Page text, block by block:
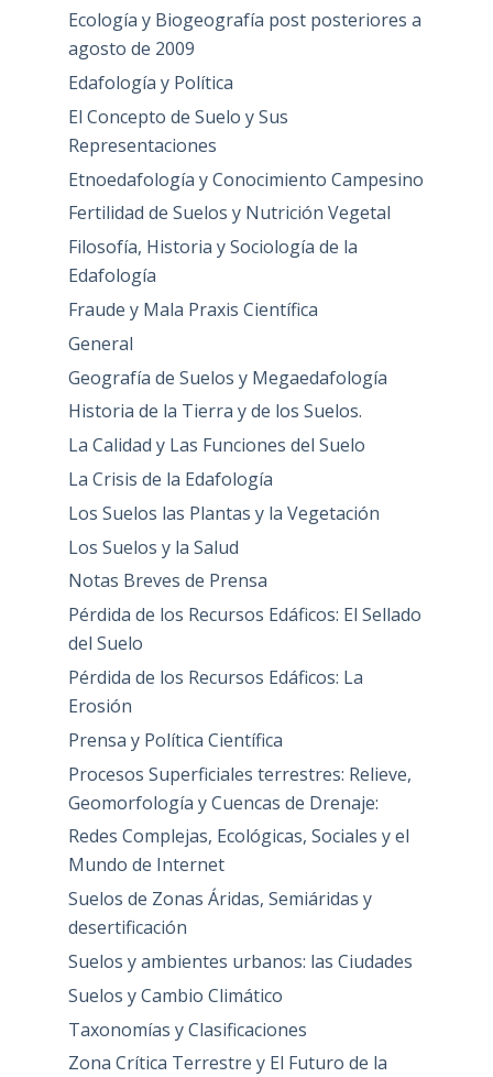
Ecología y Biogeografía post posteriores a
agosto de 2009
Edafología y Política
El Concepto de Suelo y Sus
Representaciones
Etnoedafología y Conocimiento Campesino
Fertilidad de Suelos y Nutrición Vegetal
Filosofía, Historia y Sociología de la
Edafología
Fraude y Mala Praxis Científica
General
Geografía de Suelos y Megaedafología
Historia de la Tierra y de los Suelos.
La Calidad y Las Funciones del Suelo
La Crisis de la Edafología
Los Suelos las Plantas y la Vegetación
Los Suelos y la Salud
Notas Breves de Prensa
Pérdida de los Recursos Edáficos: El Sellado
del Suelo
Pérdida de los Recursos Edáficos: La
Erosión
Prensa y Política Científica
Procesos Superficiales terrestres: Relieve,
Geomorfología y Cuencas de Drenaje:
Redes Complejas, Ecológicas, Sociales y el
Mundo de Internet
Suelos de Zonas Áridas, Semiáridas y
desertificación
Suelos y ambientes urbanos: las Ciudades
Suelos y Cambio Climático
Taxonomías y Clasificaciones
Zona Crítica Terrestre y El Futuro de la